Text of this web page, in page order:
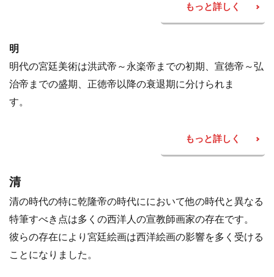
もっと詳しく
明
明代の宮廷美術は洪武帝～永楽帝までの初期、宣徳帝～弘
治帝までの盛期、正徳帝以降の衰退期に分けられま
す。
もっと詳しく
清
清の時代の特に乾隆帝の時代ににおいて他の時代と異なる
特筆すべき点は多くの西洋人の宣教師画家の存在です。
彼らの存在により宮廷絵画は西洋絵画の影響を多く受ける
ことになりました。